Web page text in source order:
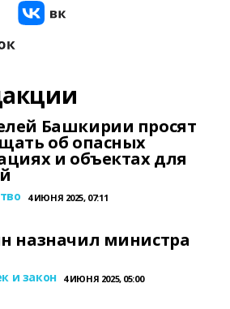
Башкирии просят
об опасных
и объектах для
4 ИЮНЯ 2025, 07:11
назначил министра
и закон 4 ИЮНЯ 2025, 05:00